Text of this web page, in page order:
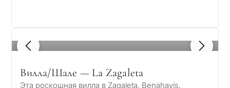
1 / 8
Вилла/Шале — La Zagaleta
Эта роскошная вилла в Zagaleta, Benahavís,